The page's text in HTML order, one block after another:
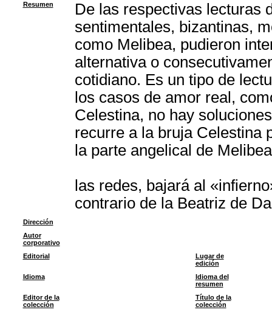
Resumen
De las respectivas lecturas
sentimentales, bizantinas,
como Melibea, pudieron
alternativa o
cotidiano. Es un tipo de
los casos de amor real,
Celestina, no hay
recurre a la bruja Celestina
la parte angelical de
las redes, bajará al
contrario de la Beatriz de
Dirección
Autor
corporativo
Editorial
Lugar de
edición
Idioma
Idioma del
resumen
Editor de la
colección
Título de la
colección